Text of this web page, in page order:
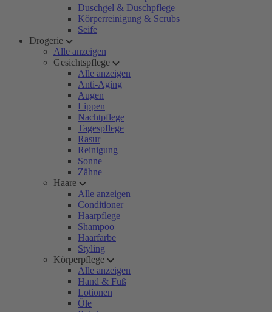
Duschgel & Duschpflege
Körperreinigung & Scrubs
Seife
Drogerie
Alle anzeigen
Gesichtspflege
Alle anzeigen
Anti-Aging
Augen
Lippen
Nachtpflege
Tagespflege
Rasur
Reinigung
Sonne
Zähne
Haare
Alle anzeigen
Conditioner
Haarpflege
Shampoo
Haarfarbe
Styling
Körperpflege
Alle anzeigen
Hand & Fuß
Lotionen
Öle